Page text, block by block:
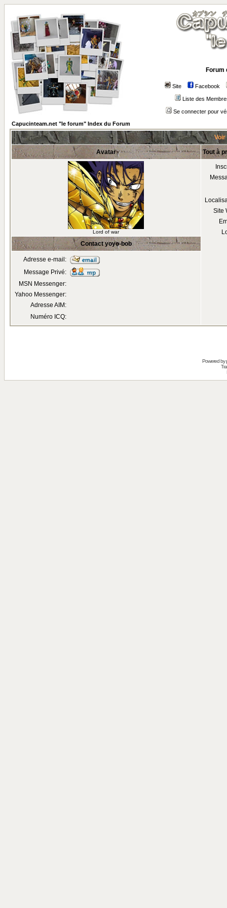
Forum
Site Facebook
Liste des
Se connecter pour
Capucinteam.net "le forum" Index du Forum
Avatar Tout à
Lord of war
Site
Contact yoyo-bob
Adresse e-mail:
Message Privé:
MSN Messenger:
Yahoo Messenger:
Adresse AIM:
Numéro ICQ:
Powered by